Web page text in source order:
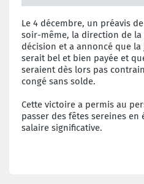
Le 4 décembre, un préavis
soir-même, la direction de la
décision et a annoncé que
serait bel et bien payée et
seraient dès lors pas
congé sans solde.
Cette victoire a permis au
passer des fêtes sereines
salaire significative.